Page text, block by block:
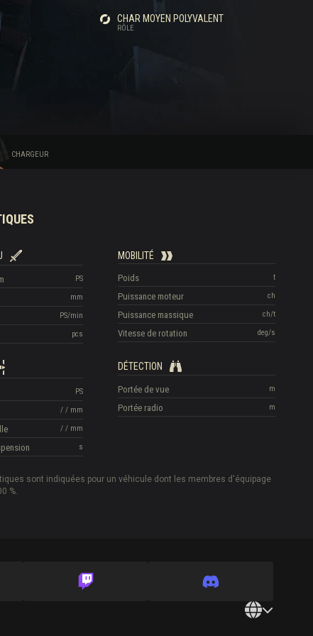
RÔLE
CHAR MOYEN POLYVALENT
CHARGEUR
PS
mm
PS/min
pcs
MOBILITÉ
t
Poids
ch
Puissance moteur
ch/t
Puissance massique
deg/s
Vitesse de rotation
PS
/ / mm
/ / mm
s
DÉTECTION
m
Portée de vue
m
Portée radio
sont indiquées pour un véhicule dont les membres d'équipage
%.